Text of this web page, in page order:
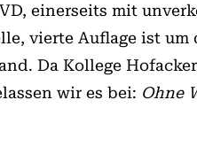
einerseits mit
vierte Auflage ist um
Da Kollege
wir es bei: Ohne